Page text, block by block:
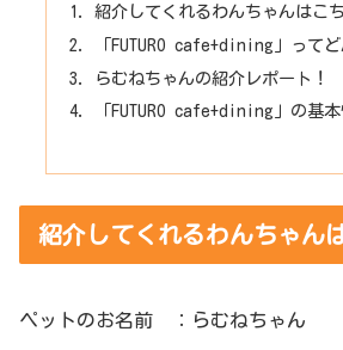
紹介してくれるわんちゃんはこ
「FUTURO cafe+dining」って
らむねちゃんの紹介レポート！
「FUTURO cafe+dining」の基
紹介してくれるわんちゃん
ペットのお名前 ：らむねちゃん